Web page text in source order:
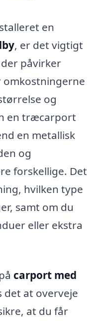
en
, er det vigtigt
påvirker
omkostningerne
og
en træcarport
en metallisk
og
forskellige. Det
hvilken type
samt om du
eller ekstra
carport med
det at overveje
at du får